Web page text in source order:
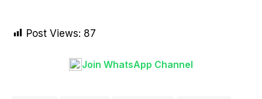
Post Views: 87
Join WhatsApp Channel